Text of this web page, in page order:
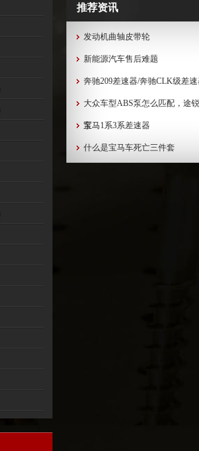
推荐资讯
发动机曲轴皮带轮
新能源汽车售后难题
奔驰209差速器/奔驰CLK级差
大众车型ABS泵怎么匹配，途
泵...
宝马1系3系差速器
什么是宝马车死亡三件套